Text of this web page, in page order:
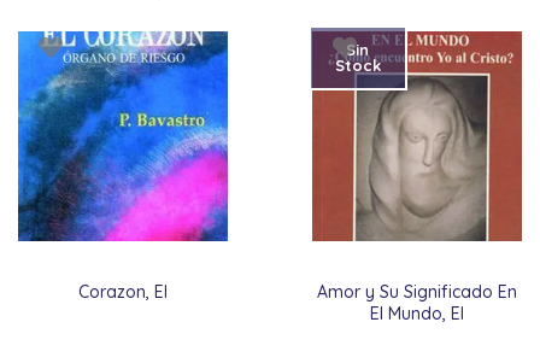
Corazon, El
Amor y Su Significado En
El Mundo, El
Sin
Stock